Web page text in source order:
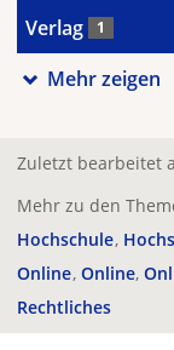
Verlag 1
Mehr zeigen
Zuletzt bearbeitet
Mehr zu den
Hochschule
Online Online
Rechtliches